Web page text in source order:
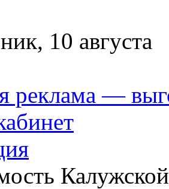
10 августа
реклама —